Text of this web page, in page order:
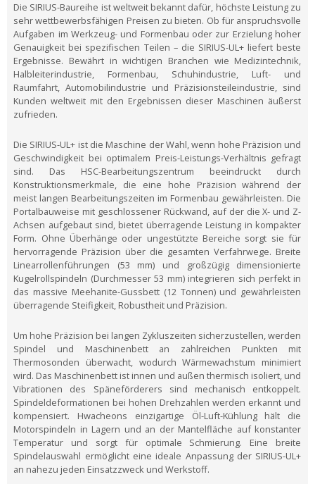
Die SIRIUS-Baureihe ist weltweit bekannt dafür, höchste Leistung zu
sehr wettbewerbsfähigen Preisen zu bieten. Ob für anspruchsvolle
Aufgaben im Werkzeug- und Formenbau oder zur Erzielung hoher
Genauigkeit bei spezifischen Teilen – die SIRIUS-UL+ liefert beste
Ergebnisse. Bewährt in wichtigen Branchen wie Medizintechnik,
Halbleiterindustrie, Formenbau, Schuhindustrie, Luft- und
Raumfahrt, Automobilindustrie und Präzisionsteileindustrie, sind
Kunden weltweit mit den Ergebnissen dieser Maschinen äußerst
zufrieden.
Die SIRIUS-UL+ ist die Maschine der Wahl, wenn hohe Präzision und
Geschwindigkeit bei optimalem Preis-Leistungs-Verhältnis gefragt
sind. Das HSC-Bearbeitungszentrum beeindruckt durch
Konstruktionsmerkmale, die eine hohe Präzision während der
meist langen Bearbeitungszeiten im Formenbau gewährleisten. Die
Portalbauweise mit geschlossener Rückwand, auf der die X- und Z-
Achsen aufgebaut sind, bietet überragende Leistung in kompakter
Form. Ohne Überhänge oder ungestützte Bereiche sorgt sie für
hervorragende Präzision über die gesamten Verfahrwege. Breite
Linearrollenführungen (53 mm) und großzügig dimensionierte
Kugelrollspindeln (Durchmesser 53 mm) integrieren sich perfekt in
das massive Meehanite-Gussbett (12 Tonnen) und gewährleisten
überragende Steifigkeit, Robustheit und Präzision.
Um hohe Präzision bei langen Zykluszeiten sicherzustellen, werden
Spindel und Maschinenbett an zahlreichen Punkten mit
Thermosonden überwacht, wodurch Wärmewachstum minimiert
wird. Das Maschinenbett ist innen und außen thermisch isoliert, und
Vibrationen des Späneförderers sind mechanisch entkoppelt.
Spindeldeformationen bei hohen Drehzahlen werden erkannt und
kompensiert. Hwacheons einzigartige Öl-Luft-Kühlung hält die
Motorspindeln in Lagern und an der Mantelfläche auf konstanter
Temperatur und sorgt für optimale Schmierung. Eine breite
Spindelauswahl ermöglicht eine ideale Anpassung der SIRIUS-UL+
an nahezu jeden Einsatzzweck und Werkstoff.